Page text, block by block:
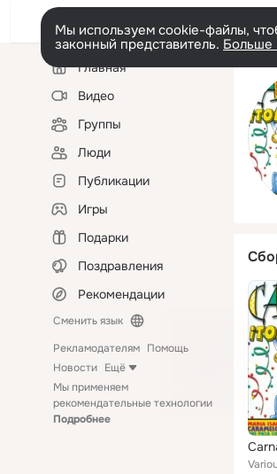
Мы используем cookie-файлы,
законный представитель. Больше
Левая
колонкаГлавная
Видео
Группы
Люди
Публикации
Игры
Подарки
Поздравления
Рекомендации
Сменить язык
Рекламодателям Помощь
Новости Ещё
Мы применяем
рекомендательные технологии
Подробнее